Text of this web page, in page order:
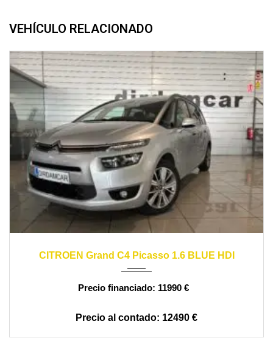
VEHÍCULO RELACIONADO
CITROEN Grand C4 Picasso 1.6 BLUE HDI
11990 €
12490 €